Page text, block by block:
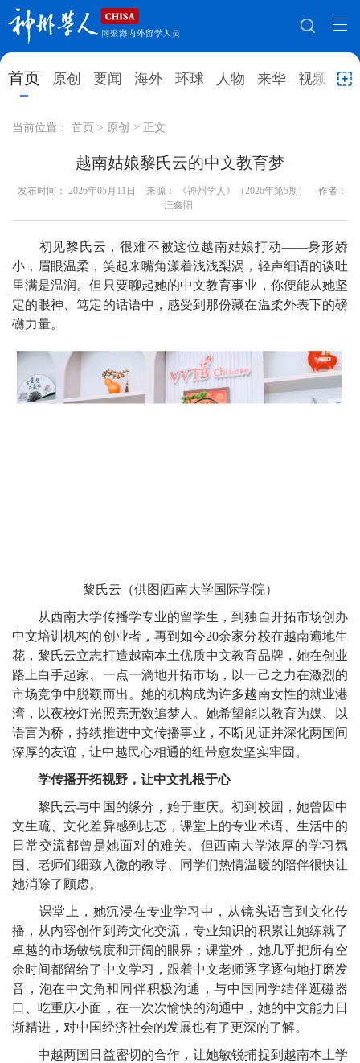
首页 原创 要闻 海外 环球 人物 来华 视频 教
网站地图
首页 原创
人物 来华
教育 就业创业 合作办学 直播访谈
综合 深度 专题 实用信息
招聘信息 更多数据
当前位置： 首页 > 原创 > 正文
越南姑娘黎氏云的中文教育梦
发布时间： 2026年05月11日 来源： 《神州学人》（2026年第5期）
作者：
汪鑫阳
初见黎氏云，很难不被这位越南姑娘打动——身形娇
小，眉眼温柔，笑起来嘴角漾着浅浅梨涡，轻声细语的谈吐
里满是温润。但只要聊起她的中文教育事业，你便能从她坚
定的眼神、笃定的话语中，感受到那份藏在温柔外表下的磅
礴力量。
黎氏云（供图|西南大学国际学院）
从西南大学传播学专业的留学生，到独自开拓市场创办
中文培训机构的创业者，再到如今20余家分校在越南遍地生
花，黎氏云立志打造越南本土优质中文教育品牌，她在创业
路上白手起家、一点一滴地开拓市场，以一己之力在激烈的
市场竞争中脱颖而出。她的机构成为许多越南女性的就业港
湾，以夜校灯光照亮无数追梦人。她希望能以教育为媒、以
语言为桥，持续推进中文传播事业，不断见证并深化两国间
深厚的友谊，让中越民心相通的纽带愈发坚实牢固。
学传播开拓视野，让中文扎根于心
黎氏云与中国的缘分，始于重庆。初到校园，她曾因中
文生疏、文化差异感到忐忑，课堂上的专业术语、生活中的
日常交流都曾是她面对的难关。但西南大学浓厚的学习氛
围、老师们细致入微的教导、同学们热情温暖的陪伴很快让
她消除了顾虑。
课堂上，她沉浸在专业学习中，从镜头语言到文化传
播，从内容创作到跨文化交流，专业知识的积累让她练就了
卓越的市场敏锐度和开阔的眼界；课堂外，她几乎把所有空
余时间都留给了中文学习，跟着中文老师逐字逐句地打磨发
音，泡在中文角和同伴积极沟通，与中国同学结伴逛磁器
口、吃重庆小面，在一次次愉快的沟通中，她的中文能力日
渐精进，对中国经济社会的发展也有了更深的了解。
中越两国日益密切的合作，让她敏锐捕捉到越南本土学